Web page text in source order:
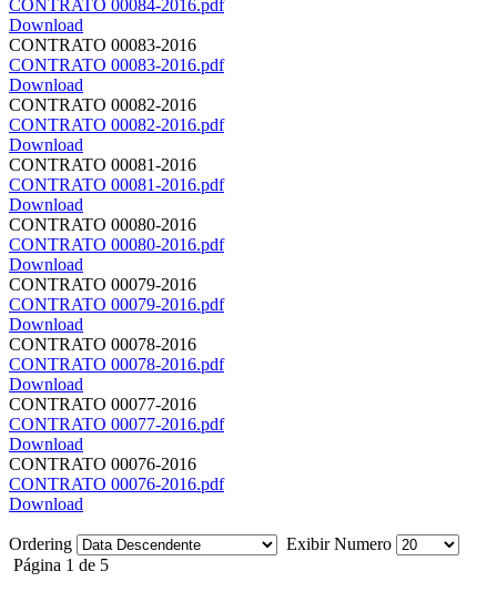
CONTRATO 00084-2016.pdf
Download
CONTRATO 00083-2016
CONTRATO 00083-2016.pdf
Download
CONTRATO 00082-2016
CONTRATO 00082-2016.pdf
Download
CONTRATO 00081-2016
CONTRATO 00081-2016.pdf
Download
CONTRATO 00080-2016
CONTRATO 00080-2016.pdf
Download
CONTRATO 00079-2016
CONTRATO 00079-2016.pdf
Download
CONTRATO 00078-2016
CONTRATO 00078-2016.pdf
Download
CONTRATO 00077-2016
CONTRATO 00077-2016.pdf
Download
CONTRATO 00076-2016
CONTRATO 00076-2016.pdf
Download
Ordering
Exibir Numero
Página 1 de 5